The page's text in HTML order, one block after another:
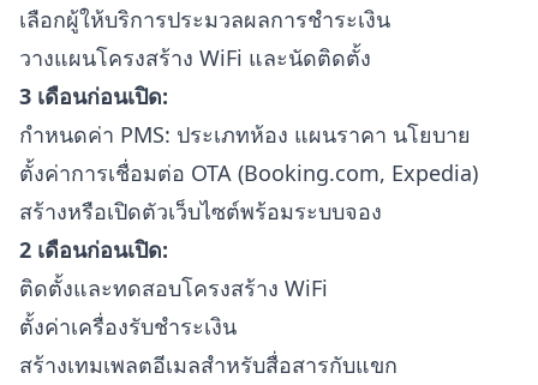
เลือกผู้ให้บริการประมวลผลการชำระเงิน
วางแผนโครงสร้าง WiFi และนัดติดตั้ง
3 เดือนก่อนเปิด:
กำหนดค่า PMS: ประเภทห้อง แผนราคา นโยบาย
ตั้งค่าการเชื่อมต่อ OTA (Booking.com, Expedia)
สร้างหรือเปิดตัวเว็บไซต์พร้อมระบบจอง
2 เดือนก่อนเปิด:
ติดตั้งและทดสอบโครงสร้าง WiFi
ตั้งค่าเครื่องรับชำระเงิน
สร้างเทมเพลตอีเมลสำหรับสื่อสารกับแขก